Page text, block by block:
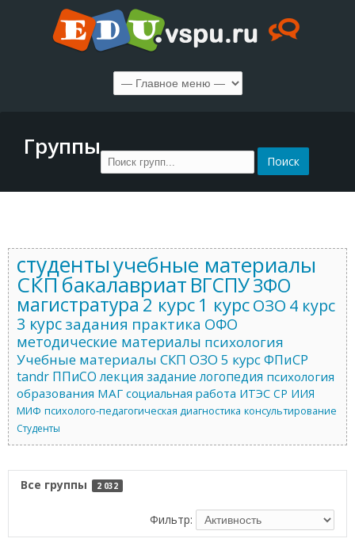
Группы
студентыучебные материалы
СКПбакалавриат ВГСПУЗФО
магистратура 2 курс 1 курсОЗО 4 курс
3 курсзадания практика ОФО
методические материалы психология
Учебные материалы СКП ОЗО 5 курсФПиСР
tandr ППиСО лекция задание логопедия психология
образования МАГ социальная работа ИТЭС СР ИИЯ
МИФ психолого-педагогическая диагностика консультирование
Студенты
Все группы 2 032
Фильтр: